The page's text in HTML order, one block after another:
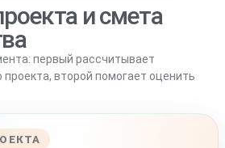
и смета
первый рассчитывает
проекта, второй помогает оценить